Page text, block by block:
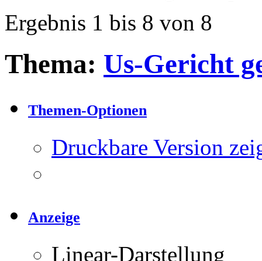
Ergebnis 1 bis 8 von 8
Thema: Us-Gericht
Themen-Optionen
Druckbare Version
Anzeige
Linear-Darstellung